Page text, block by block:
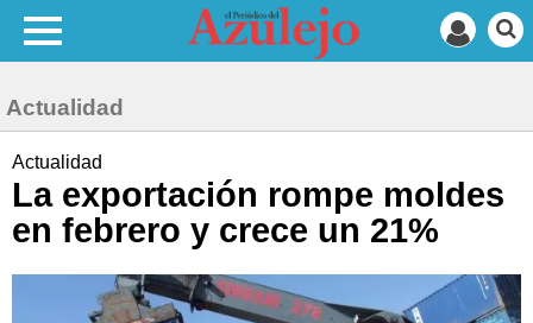
Actualidad
Actualidad
La exportación rompe moldes
en febrero y crece un 21%